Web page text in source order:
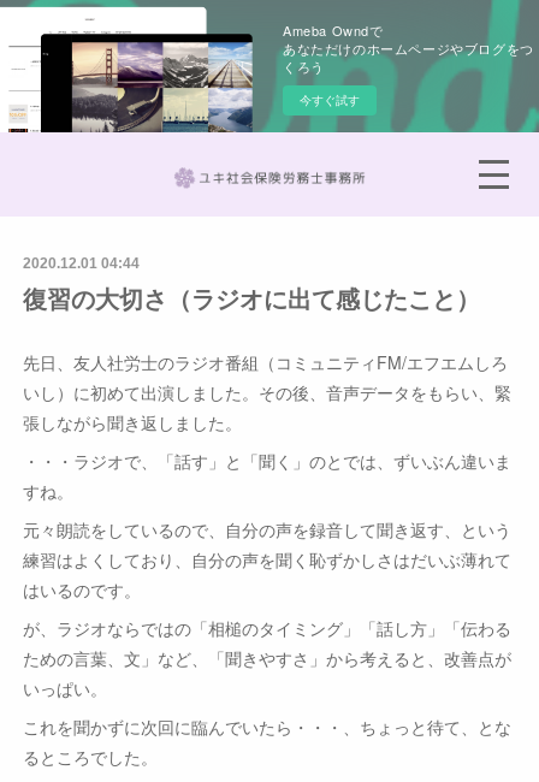
Ameba Owndで
あなただけのホームページやブログをつ
くろう
今すぐ試す
2020.12.01 04:44
復習の大切さ（ラジオに出て感じたこと）
先日、友人社労士のラジオ番組（コミュニティFM/エフエムしろ
いし）に初めて出演しました。その後、音声データをもらい、緊
張しながら聞き返しました。
・・・ラジオで、「話す」と「聞く」のとでは、ずいぶん違いま
すね。
元々朗読をしているので、自分の声を録音して聞き返す、という
練習はよくしており、自分の声を聞く恥ずかしさはだいぶ薄れて
はいるのです。
が、ラジオならではの「相槌のタイミング」「話し方」「伝わる
ための言葉、文」など、「聞きやすさ」から考えると、改善点が
いっぱい。
これを聞かずに次回に臨んでいたら・・・、ちょっと待て、とな
るところでした。